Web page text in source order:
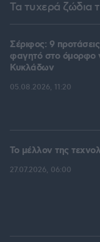
Τα τυχερά ζώδια
Σέριφος: 9
φαγητό στο όμορφο
Κυκλάδων
05.08.2026, 11:20
Το μέλλον της
27.07.2026, 06:00